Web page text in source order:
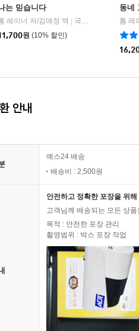
는 믿습니다
레이너 저/김애정 역
국제제자훈련원(DMI)
원 (10% 할인)
동네
톰 레
안내
예스24 배송
배송비 : 2,500원
안전하고 정확한 포장을 위
고객님께 배송되는 모든 상
목적 : 안전한 포장 관리
촬영범위 : 박스 포장 작업